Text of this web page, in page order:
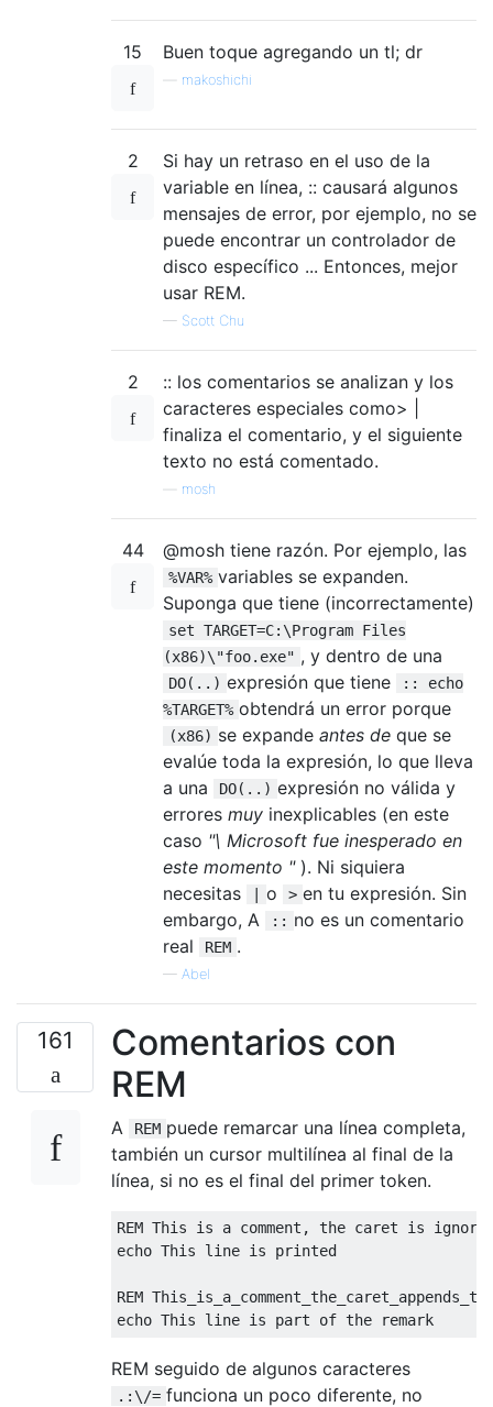
15 Buen toque agregando un tl; dr
makoshichi
2
Si hay un retraso en el uso de la
variable en línea, :: causará algunos
mensajes de error, por ejemplo, no se
puede encontrar un controlador de
disco específico ... Entonces, mejor
usar REM.
— Scott Chu
2
:: los comentarios se analizan y los
caracteres especiales como> |
finaliza el comentario, y el siguiente
texto no está comentado.
mosh
44 @mosh tiene razón. Por ejemplo, las
%VAR% variables se expanden.
Suponga que tiene (incorrectamente)
set TARGET=C:\Program Files
(x86)\"foo.exe" , y dentro de una
DO(..) expresión que tiene
:: echo
%TARGET% obtendrá un error porque
(x86) se expande antes de que se
evalúe toda la expresión, lo que lleva
a una
DO(..) expresión no válida y
errores muy inexplicables (en este
caso "\ Microsoft fue inesperado en
este momento "). Ni siquiera
necesitas
| o > en tu expresión. Sin
embargo, A
:: no es un comentario
real
REM .
— Abel
161
Comentarios con
REM
A REM puede remarcar una línea completa,
también un cursor multilínea al final de la
línea, si no es el final del primer token.
REM This is a comment, the caret is
echo This line is printed
REM
REM seguido de algunos caracteres
.:\/= funciona un poco diferente, no